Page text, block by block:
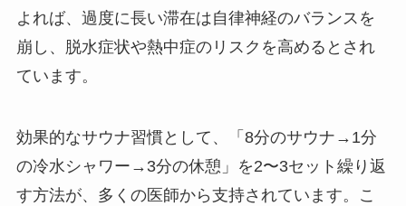
よれば、過度に長い滞在は自律神経のバランスを
崩し、脱水症状や熱中症のリスクを高めるとされ
ています。
効果的なサウナ習慣として、「8分のサウナ→1分
の冷水シャワー→3分の休憩」を2〜3セット繰り返
す方法が、多くの医師から支持されています。こ